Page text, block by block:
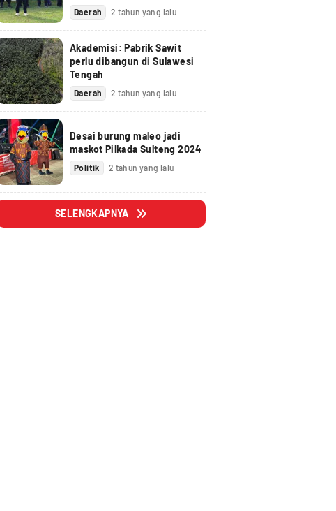
Daerah 2 tahun yang lalu
Akademisi: Pabrik Sawit
perlu dibangun di Sulawesi
Tengah
Daerah 2 tahun yang lalu
Desai burung maleo jadi
maskot Pilkada Sulteng 2024
Politik 2 tahun yang lalu
SELENGKAPNYA